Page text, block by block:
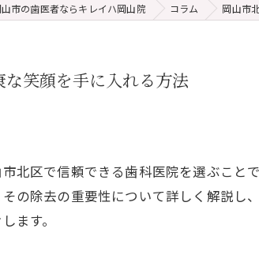
市の歯医者ならキレイハ岡山院 コラム 岡山市
笑顔を手に入れる方法
北区で信頼できる歯科医院を選ぶこと
の除去の重要性について詳しく解説し
ます。